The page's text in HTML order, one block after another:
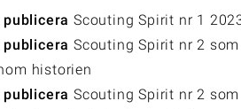
publiceraScouting Spirit nr 1
publiceraScouting Spirit nr 2
historien
publiceraScouting Spirit nr 2